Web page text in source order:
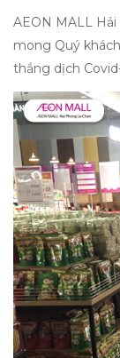
AEON MALL
mong Quý
thắng dịch